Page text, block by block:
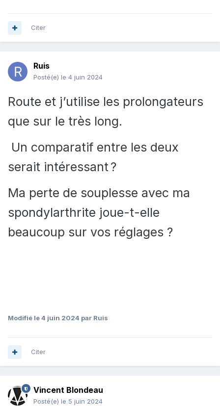
Citer
Ruis
Posté(e) le 4 juin 2024
Route et j’utilise les prolongateurs
que sur le très long.
Un comparatif entre les deux
serait intéressant ?
Ma perte de souplesse avec ma
spondylarthrite joue-t-elle
beaucoup sur vos réglages ?
Modifié le 4 juin 2024 par Ruis
Citer
Vincent Blondeau
Posté(e) le 5 juin 2024